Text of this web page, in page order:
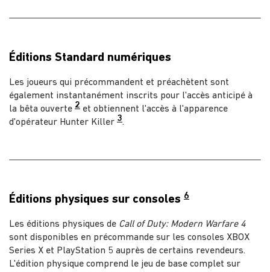
Éditions Standard numériques
Les joueurs qui précommandent et préachètent sont
également instantanément inscrits pour l'accès anticipé à
la bêta ouverte 2 et obtiennent l'accès à l'apparence
d'opérateur Hunter Killer 3.
Éditions physiques sur consoles 6
Les éditions physiques de Call of Duty: Modern Warfare 4
sont disponibles en précommande sur les consoles XBOX
Series X et PlayStation 5 auprès de certains revendeurs.
L'édition physique comprend le jeu de base complet sur